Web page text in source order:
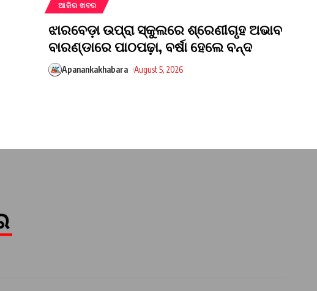
ଆଜିର ଖବର
ଝାରବେଡ଼ା ଉପ୍ରା ସ୍କୁଲରେ ଶ୍ରେଣୀଗୃହ ଅଭାବ
ବାରଣ୍ଡାରେ ପାଠପଢ଼ା, ବର୍ଷା ହେଲେ ବନ୍ଦ
Apanankakhabara August 5, 2026